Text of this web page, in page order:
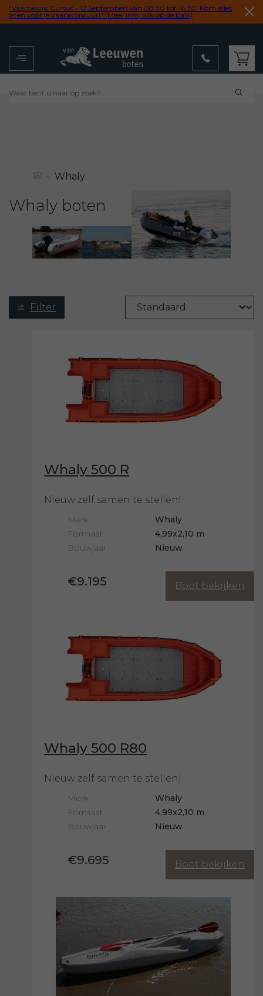
"Vaarbewijs Cursus - 12 September! Van 08:30 tot 16:30. Kom alles
leren voor je vaaravontuur!" (Meer info, klik op de balk)
Menu
- Whaly
Whaly boten
Filter
Whaly 500 R
Nieuw zelf samen te stellen!
Merk
Whaly
Formaat
4,99x2,10 m
Bouwjaar
Nieuw
€9.195 Boot bekijken
Whaly 500 R80
Nieuw zelf samen te stellen!
Merk
Whaly
Formaat
4,99x2,10 m
Bouwjaar
Nieuw
€9.695 Boot bekijken